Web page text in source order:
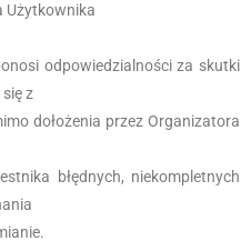
Użytkownika
odpowiedzialności za skutki
z
dołożenia przez Organizatora
błędnych, niekompletnych